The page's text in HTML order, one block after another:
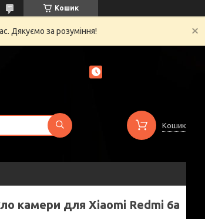
Кошик
Дякуємо за розуміння!
Кошик
камери для Xiaomi Redmi 6a